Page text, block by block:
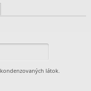
látok.